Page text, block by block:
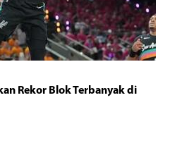
Rekor Blok Terbanyak di